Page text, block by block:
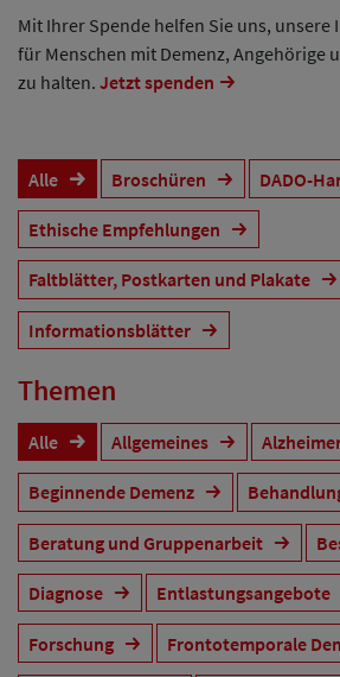
Mit Ihrer Spende helfen Sie uns,
für Menschen mit Demenz, Angehörige
zu halten. Jetzt spenden
Alle Broschüren DADO-
Ethische Empfehlungen
Faltblätter, Postkarten und Plakate
Informationsblätter
Themen
Alle Allgemeines
Beginnende Demenz
Beratung und Gruppenarbeit
Diagnose Entlastungsangebote
Forschung Frontotemporale